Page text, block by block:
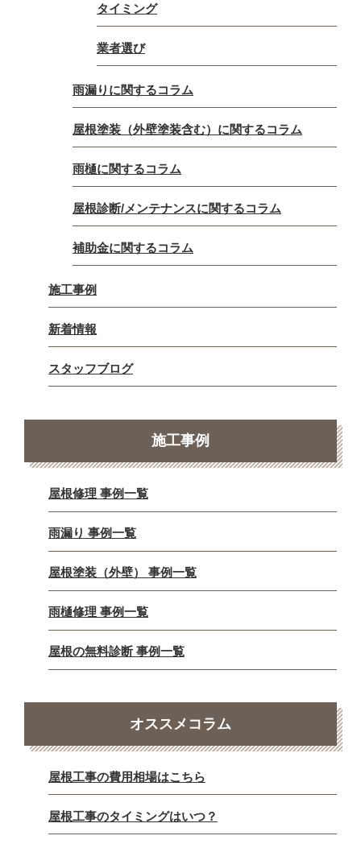
タイミング
業者選び
雨漏りに関するコラム
屋根塗装（外壁塗装含む）に関するコラム
雨樋に関するコラム
屋根診断/メンテナンスに関するコラム
補助金に関するコラム
施工事例
新着情報
スタッフブログ
施工事例
屋根修理 事例一覧
雨漏り 事例一覧
屋根塗装（外壁） 事例一覧
雨樋修理 事例一覧
屋根の無料診断 事例一覧
オススメコラム
屋根工事の費用相場はこちら
屋根工事のタイミングはいつ？